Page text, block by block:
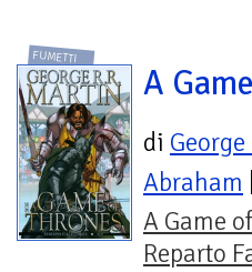
FUMETTI
A
di
Abraham
A Game
Reparto